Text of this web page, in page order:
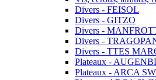
Divers - FEISOL
Divers - GITZO
Divers -
Divers -
Divers - TTES
Plateaux -
Plateaux - ARCA